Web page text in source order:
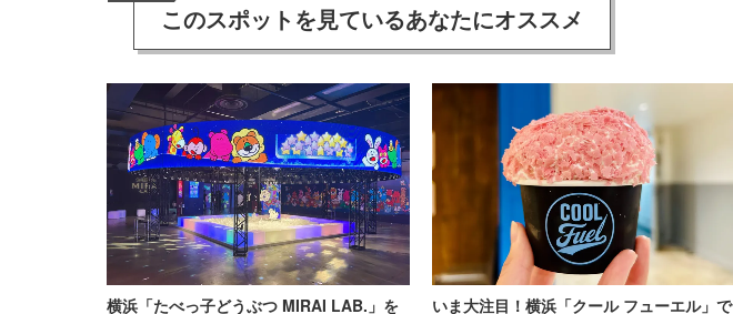
このスポットを見ているあなたにオススメ
横浜「たべっ子どうぶつ MIRAI LAB.」を いま大注目！横浜「クール フューエル」で